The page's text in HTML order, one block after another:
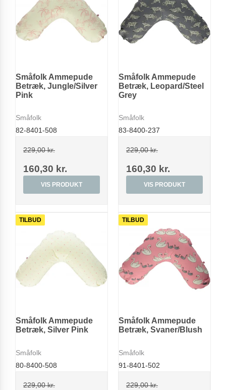
Småfolk Ammepude
Betræk, Jungle/Silver
Pink
Småfolk
82-8401-508
229,00 kr.
160,30 kr.
VIS PRODUKT
Småfolk Ammepude
Betræk, Leopard/Steel
Grey
Småfolk
83-8400-237
229,00 kr.
160,30 kr.
VIS PRODUKT
TILBUD
Småfolk Ammepude
Betræk, Silver Pink
Småfolk
80-8400-508
229,00 kr.
TILBUD
Småfolk Ammepude
Betræk, Svaner/Blush
Småfolk
91-8401-502
229,00 kr.